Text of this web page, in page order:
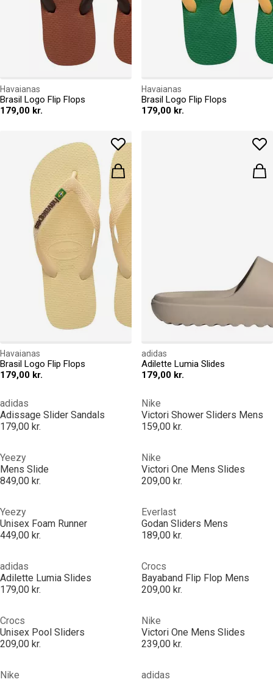
Havaianas
Brasil Logo Flip Flops
179,00 kr.
Havaianas
Brasil Logo Flip Flops
179,00 kr.
Havaianas
Brasil Logo Flip Flops
179,00 kr.
adidas
Adilette Lumia Slides
179,00 kr.
adidas
Adissage Slider Sandals
179,00 kr.
Nike
Victori Shower Sliders Mens
159,00 kr.
Yeezy
Mens Slide
849,00 kr.
Nike
Victori One Mens Slides
209,00 kr.
Yeezy
Unisex Foam Runner
449,00 kr.
Everlast
Godan Sliders Mens
189,00 kr.
adidas
Adilette Lumia Slides
179,00 kr.
Crocs
Bayaband Flip Flop Mens
209,00 kr.
Crocs
Unisex Pool Sliders
209,00 kr.
Nike
Victori One Mens Slides
239,00 kr.
Nike
adidas